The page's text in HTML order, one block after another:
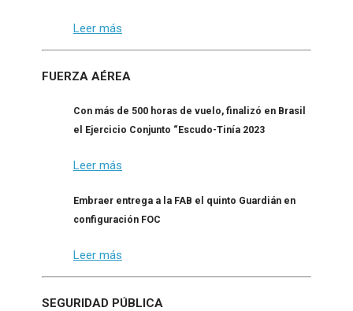
Leer más
FUERZA AÉREA
Con más de 500 horas de vuelo, finalizó en Brasil
el Ejercicio Conjunto “Escudo-Tinía 2023
Leer más
Embraer entrega a la FAB el quinto Guardián en
configuración FOC
Leer más
SEGURIDAD PÚBLICA